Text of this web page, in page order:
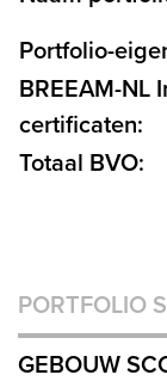
Portfolio-
BREEAM-NL
certificaten:
Totaal BVO:
PORTFOLIO
GEBOUW